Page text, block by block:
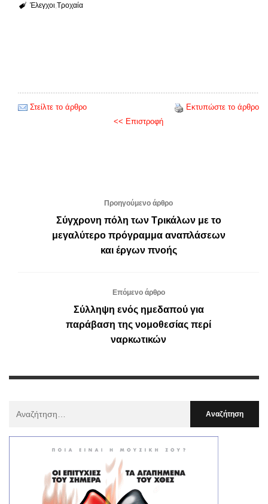
Έλεγχοι Τροχαία
Στείλτε το άρθρο
Εκτυπώστε το άρθρο
<< Επιστροφή
Προηγούμενο άρθρο
Σύγχρονη πόλη των Τρικάλων με το
μεγαλύτερο πρόγραμμα αναπλάσεων
και έργων πνοής
Επόμενο άρθρο
Σύλληψη ενός ημεδαπού για
παράβαση της νομοθεσίας περί
ναρκωτικών
: